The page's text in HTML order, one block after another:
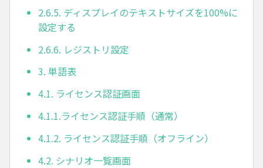
2.6.5. ディスプレイのテキストサイズを100%に
設定する
2.6.6. レジストリ設定
3. 単語表
4.1. ライセンス認証画面
4.1.1.ライセンス認証手順（通常）
4.1.2. ライセンス認証手順（オフライン）
4.2. シナリオ一覧画面